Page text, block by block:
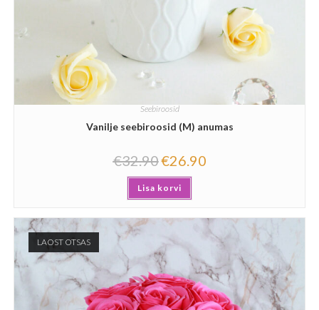
Seebiroosid
Vanilje seebiroosid (M) anumas
€32.90€26.90
Lisa korvi
LAOST OTSAS